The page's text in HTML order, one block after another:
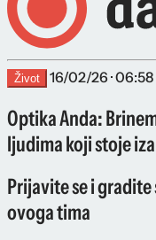
Život 16/02/26 · 06:58
Optika Anda:
ljudima koji stoje
Prijavite se i
ovoga tima